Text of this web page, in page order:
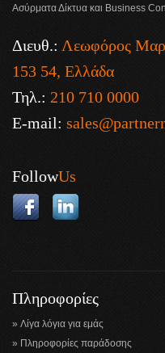
Ασύρματα Δίκτυα και Business
Διευθ.: Λεωφόρος
153 54, Ελλάδα
Τηλ.: 210 710 0000
E-mail:
FollowUs
Πληροφορίες
Λίγα λόγια για εμάς
Πληροφορίες παράδοσης